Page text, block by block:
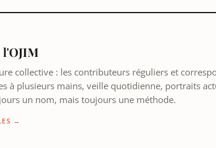
l'OJIM
collective : les contributeurs réguliers et
à plusieurs mains, veille quotidienne, portraits
un nom, mais toujours une méthode.
→